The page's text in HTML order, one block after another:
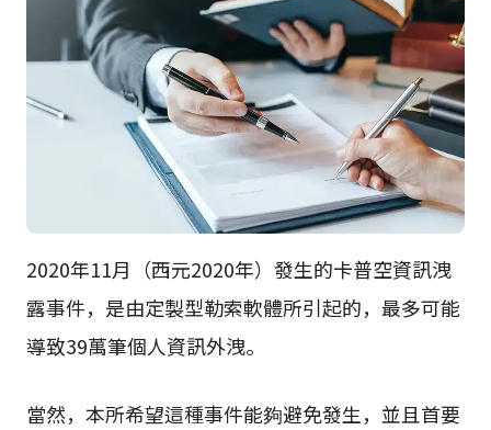
2020年11月（西元2020年）發生的卡普空資訊洩
露事件，是由定製型勒索軟體所引起的，最多可能
導致39萬筆個人資訊外洩。
當然，本所希望這種事件能夠避免發生，並且首要